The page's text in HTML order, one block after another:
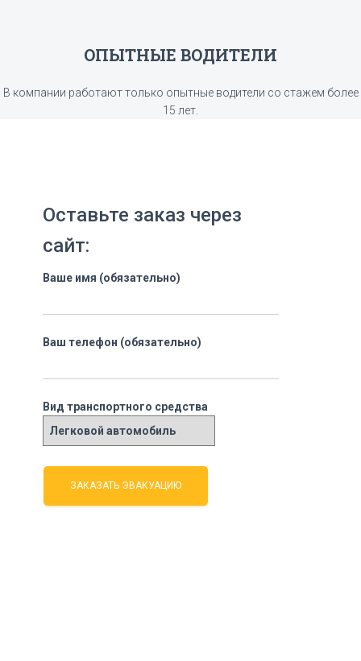
ОПЫТНЫЕ ВОДИТЕЛИ
В компании работают только опытные водители со стажем более
15 лет.
Оставьте заказ через
сайт:
Ваше имя (обязательно)
Ваш телефон (обязательно)
Вид транспортного средства